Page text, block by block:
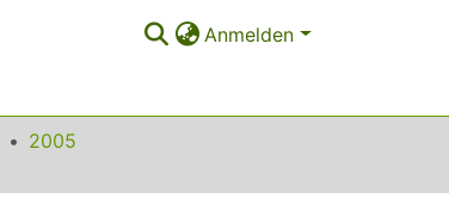
Anmelden
2005